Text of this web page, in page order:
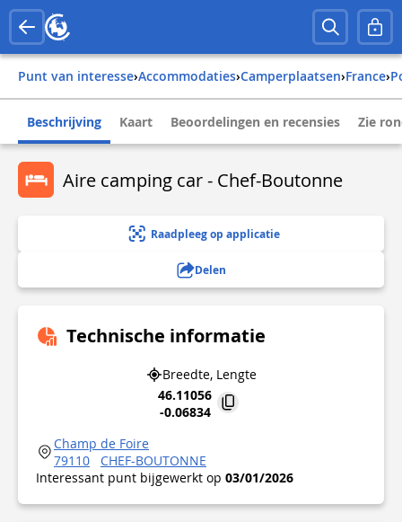
Punt van interesse› Accommodaties› Camperplaatsen› france›
Beschrijving Kaart Beoordelingen en recensies Zie
Aire camping car - Chef-Boutonne
Raadpleeg op applicatie
Delen
Technische informatie
Breedte, Lengte
46.11056
-0.06834
Champ de Foire
79110
CHEF-BOUTONNE
Interessant punt bijgewerkt op 03/01/2026